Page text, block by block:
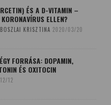
ÉS A D-VITAMIN –
ELLEN?
KRISZTINA 2020/03/20
FORRÁSA: DOPAMIN,
ÉS OXITOCIN
12